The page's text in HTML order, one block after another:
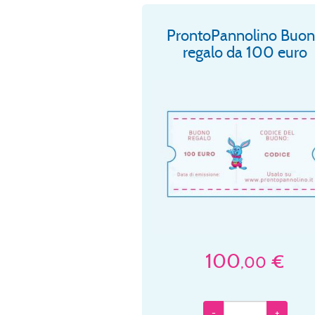
ProntoPannolino
regalo da 100 euro
100,00 €
- +